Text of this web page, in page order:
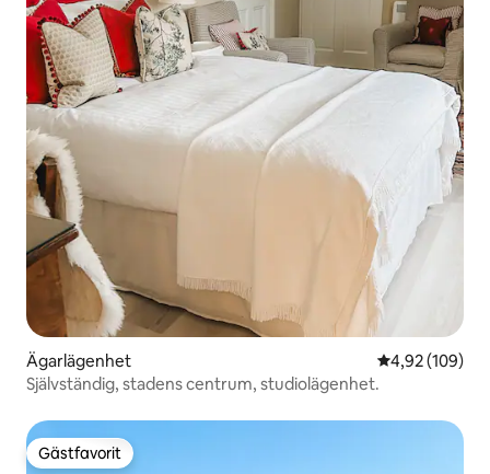
Ägarlägenhet 4,92 av 5 i
4,92 (109)
Självständig, stadens centrum, studiolägenhet.
Gästfavorit
Gästfavorit